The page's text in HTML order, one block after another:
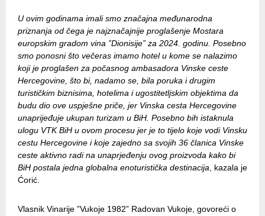
U ovim godinama imali smo značajna međunarodna
priznanja od čega je najznačajnije proglašenje Mostara
europskim gradom vina ”Dionisije” za 2024. godinu. Posebno
smo ponosni što večeras imamo hotel u kome se nalazimo
koji je proglašen za počasnog ambasadora Vinske ceste
Hercegovine, što bi, nadamo se, bila poruka i drugim
turističkim biznisima, hotelima i ugostitetljskim objektima da
budu dio ove uspješne priče, jer Vinska cesta Hercegovine
unaprijeđuje ukupan turizam u BiH. Posebno bih istaknula
ulogu VTK BiH u ovom procesu jer je to tijelo koje vodi Vinsku
cestu Hercegovine i koje zajedno sa svojih 36 članica Vinske
ceste aktivno radi na unaprjeđenju ovog proizvoda kako bi
BiH postala jedna globalna enoturistička destinacija , kazala je
Ćorić.
Vlasnik Vinarije ”Vukoje 1982” Radovan Vukoje, govoreći o